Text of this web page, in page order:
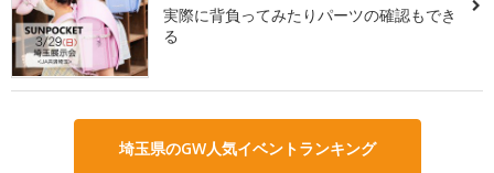
実際に背負ってみたりパーツの確認もでき
る
埼玉県のGW人気イベントランキング